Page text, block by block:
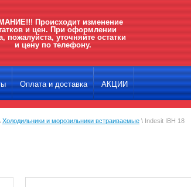
Происходит изменение
и цен. При оформлении
пожалуйста, уточняйте остатки
и цену по телефону.
Оплата и доставка АКЦИИ
Холодильники и морозильники встраиваемые \ Indesit IBH 18